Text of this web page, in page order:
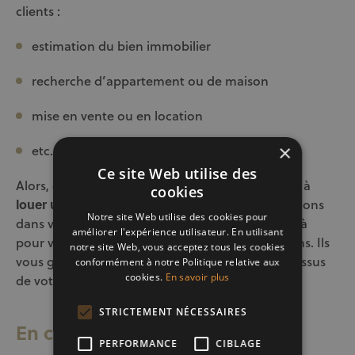
clients :
estimation du bien immobilier
recherche d’appartement ou de maison
mise en vente ou en location
etc.
Alors, que vous cherchiez à acheter, à vendre ou à
louer un bien immobilier, nous vous accompagnons
dans votre projet. Nosagents immobilierssont là
pour vous aider à prendre les meilleures décisions. Ils
vous guideront à travers chaque étape du processus
de votre projet.
En conclusion
×
Ce site Web utilise des
cookies
Notre site Web utilise des cookies pour
améliorer l'expérience utilisateur. En utilisant
notre site Web, vous acceptez tous les cookies
conformément à notre Politique relative aux
cookies. En savoir plus
STRICTEMENT NÉCESSAIRES
PERFORMANCE CIBLAGE